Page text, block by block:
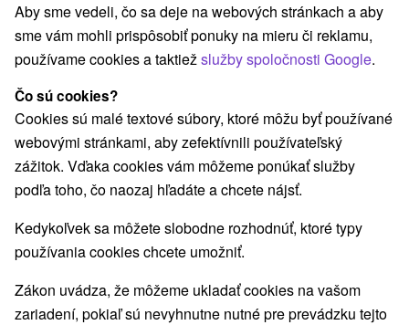
Kategórie
Všetky kategórie
Pobyty so zľavou(3)
Wellness pobyty
Romantické pobyty(1) Seniorské pobyty(1)
Rodinné pobyty(1)
Vyberte lokalitu alebo termín
Najpredávanejšie
1.
Aby sme vedeli, čo sa deje na webových stránkach a aby
sme vám mohli prispôsobiť ponuky na mieru či reklamu,
používame cookies a taktiežslužby spoločnosti Google.
Čo sú cookies?
Cookies sú malé textové súbory, ktoré môžu byť používané
webovými stránkami, aby zefektívnili používateľský
zážitok. Vďaka cookies vám môžeme ponúkať služby
podľa toho, čo naozaj hľadáte a chcete nájsť.
Kedykoľvek sa môžete slobodne rozhodnúť, ktoré typy
používania cookies chcete umožniť.
Zákon uvádza, že môžeme ukladať cookies na vašom
zariadení, pokiaľ sú nevyhnutne nutné pre prevádzku tejto